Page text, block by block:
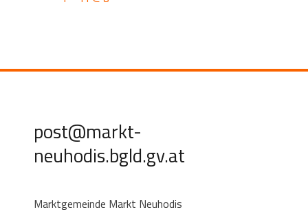
post@markt-
neuhodis.bgld.gv.at
Marktgemeinde Markt Neuhodis